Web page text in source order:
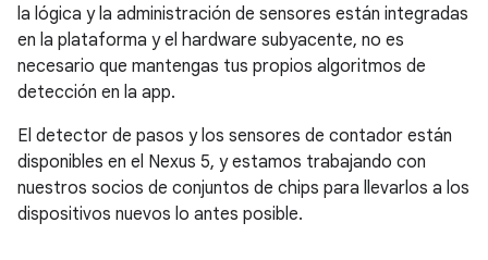
la lógica y la administración de sensores están integradas
en la plataforma y el hardware subyacente, no es
necesario que mantengas tus propios algoritmos de
detección en la app.
El detector de pasos y los sensores de contador están
disponibles en el Nexus 5, y estamos trabajando con
nuestros socios de conjuntos de chips para llevarlos a los
dispositivos nuevos lo antes posible.